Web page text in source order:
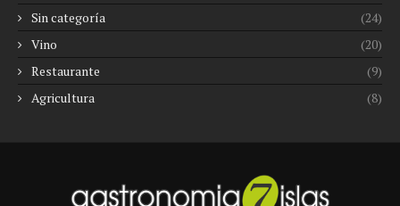
Sin categoría
(24)
Vino
(20)
Restaurante
(9)
Agricultura
(8)